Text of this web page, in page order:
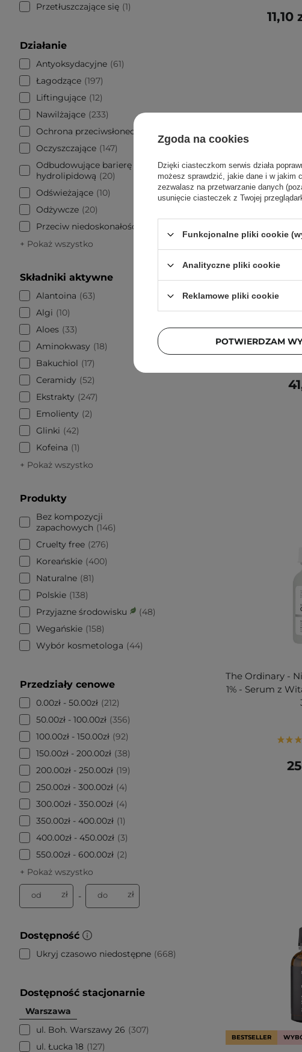
Przetłuszczające się 1
Działanie
Antyoksydacyjne
61
Łagodzące 197
Liftingujące 12
Nawilżające 233
Ochrona przeciwsłoneczna
Oczyszczające 147
Odbudowujące barierę
hydrolipidową
20
Odświeżające 10
Odżywcze 20
Przeciw niedoskonałościom
+ Pokaż wszystko
Składniki aktywne
Alantoina
63
Algi
10
Aloes 33
Aminokwasy
18
Bakuchiol
17
Ceramidy
52
Ekstrakty
247
Emolienty
2
Glinki
42
Kofeina
1
+ Pokaż wszystko
Produkty
Bez kompozycji
zapachowych
146
Cruelty free 276
Koreańskie
400
Naturalne 81
Polskie 138
Przyjazne środowisku
48
Wegańskie 158
Wybór kosmetologa
44
Przedziały cenowe
0.00zł - 50.00zł 212
50.00zł - 100.00zł 356
100.00zł - 150.00zł 92
150.00zł - 200.00zł 38
200.00zł - 250.00zł 19
250.00zł - 300.00zł
4
300.00zł - 350.00zł
4
350.00zł - 400.00zł 1
400.00zł - 450.00zł 3
550.00zł - 600.00zł 2
+ Pokaż wszystko
od zł - do zł
Dostępność
Ukryj czasowo niedostępne 668
Dostępność stacjonarnie
Warszawa
ul. Boh. Warszawy 26
307
ul. Łucka 18 127
11,10
The Ordinary -
1% - Serum z
BESTSELLER
Zgoda na cookies
Dzięki ciasteczkom serwis działa
możesz sprawdzić, jakie dane i w jakim
zezwalasz na przetwarzanie danych
usunięcie ciasteczek z Twojej
Funkcjonalne pliki cookie
Analityczne pliki cookie
Reklamowe pliki cookie
POTWIERDZAM